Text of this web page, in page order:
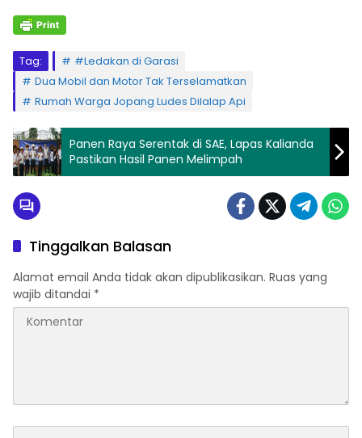
Tag:
#Ledakan di Garasi
Dua Mobil dan Motor Tak Terselamatkan
Rumah Warga Jopang Ludes Dilalap Api
Panen Raya Serentak di SAE, Lapas Kalianda
Pastikan Hasil Panen Melimpah
Tinggalkan Balasan
Alamat email Anda tidak akan dipublikasikan. Ruas yang
wajib ditandai *